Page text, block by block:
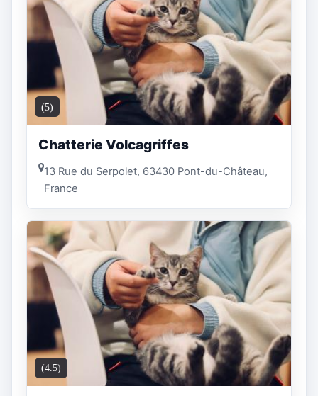
(5)
Chatterie Volcagriffes
13 Rue du Serpolet, 63430 Pont-du-Château,
France
(4.5)